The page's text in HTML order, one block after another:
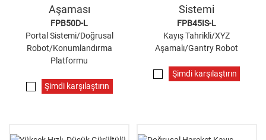
Aşaması
FPB50D-L
Portal Sistemi/Doğrusal
Robot/Konumlandırma
Platformu
Şimdi karşılaştırın
Sistemi
FPB45IS-L
Kayış Tahrikli/XYZ
Aşamalı/Gantry Robot
Şimdi karşılaştırın